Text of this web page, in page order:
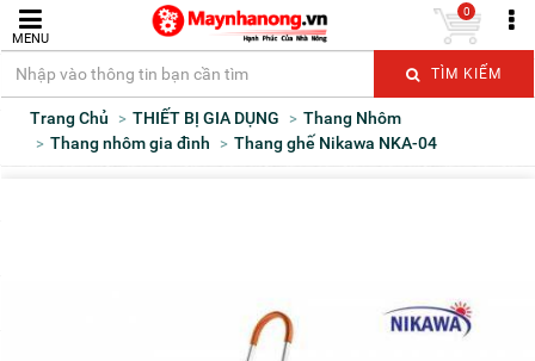
MENU
TÌM KIẾM
0
Trang Chủ THIẾT BỊ GIA DỤNG
Thang Nhôm
Thang nhôm gia đình
Thang ghế Nikawa NKA-04